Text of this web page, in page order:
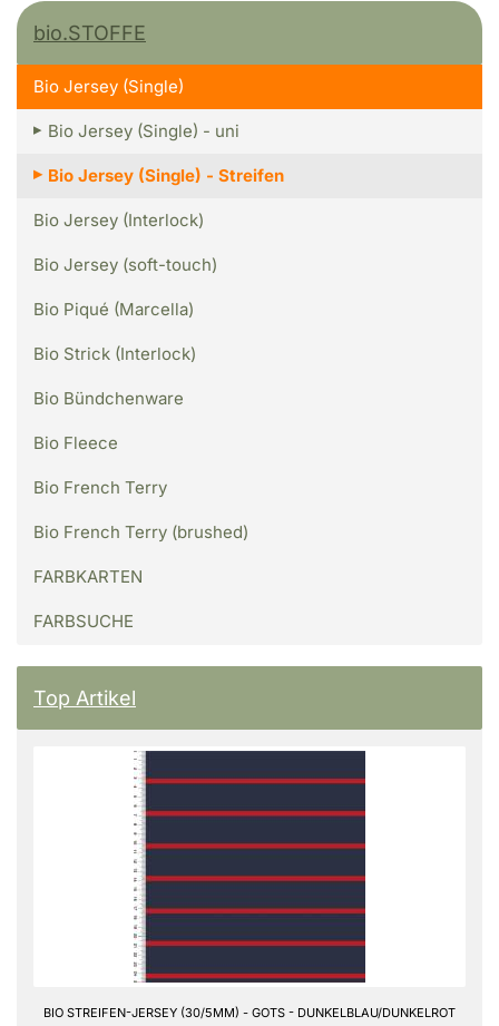
bio.STOFFE
Bio Jersey (Single)
Bio Jersey (Single) - uni
Bio Jersey (Single) - Streifen
Bio Jersey (Interlock)
Bio Jersey (soft-touch)
Bio Piqué (Marcella)
Bio Strick (Interlock)
Bio Bündchenware
Bio Fleece
Bio French Terry
Bio French Terry (brushed)
FARBKARTEN
FARBSUCHE
Top Artikel
BIO STREIFEN-JERSEY (30/5MM) - GOTS - DUNKELBLAU/DUNKELROT